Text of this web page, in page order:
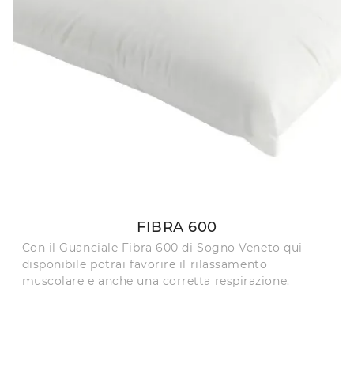
FIBRA 600
Con il Guanciale Fibra 600 di Sogno Veneto qui
disponibile potrai favorire il rilassamento
muscolare e anche una corretta respirazione.